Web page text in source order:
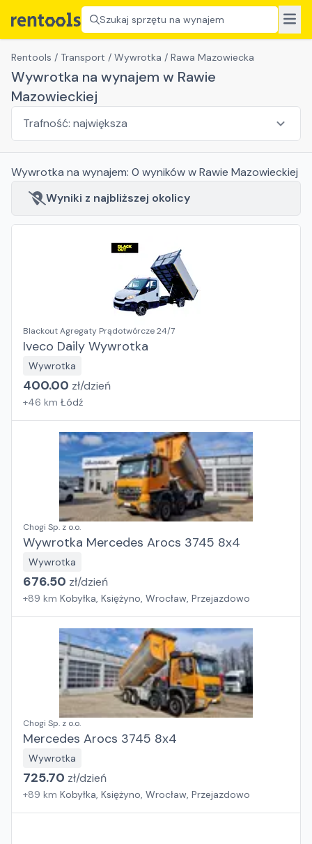
Szukaj sprzętu na wynajem
Rentools / Transport / Wywrotka / Rawa Mazowiecka
Wywrotka na wynajem w Rawie
Mazowieckiej
Wywrotka na wynajem: 0 wynikóww Rawie Mazowieckiej
Wyniki z najbliższej okolicy
Blackout Agregaty Prądotwórcze 24/7
Iveco Daily Wywrotka
Wywrotka
400.00 zł/dzień
+46 km Łódź
Chogi Sp. z o.o.
Wywrotka Mercedes Arocs 3745 8x4
Wywrotka
676.50 zł/dzień
+89 km Kobyłka, Księżyno, Wrocław, Przejazdowo
Chogi Sp. z o.o.
Mercedes Arocs 3745 8x4
Wywrotka
725.70 zł/dzień
+89 km Kobyłka, Księżyno, Wrocław, Przejazdowo